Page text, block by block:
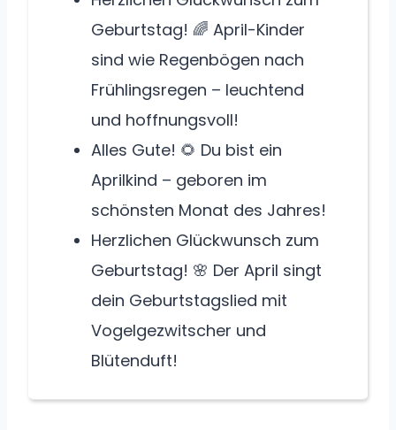
Geburtstag! 🌈 April-Kinder
sind wie Regenbögen nach
Frühlingsregen – leuchtend
und hoffnungsvoll!
Alles Gute! 🌻 Du bist ein
Aprilkind – geboren im
schönsten Monat des Jahres!
Herzlichen Glückwunsch zum
Geburtstag! 🌸 Der April singt
dein Geburtstagslied mit
Vogelgezwitscher und
Blütenduft!